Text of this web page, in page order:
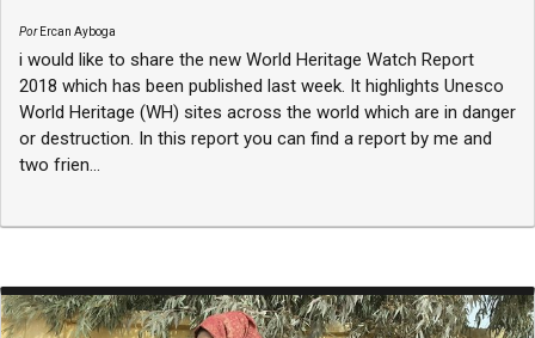
PorErcan Ayboga
i would like to share the new World Heritage Watch Report
2018 which has been published last week. It highlights Unesco
World Heritage (WH) sites across the world which are in danger
or destruction. In this report you can find a report by me and
two frien...